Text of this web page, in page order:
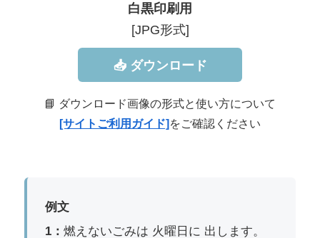
白黒印刷用
[JPG形式]
📥 ダウンロード
📘 ダウンロード画像の形式と使い方について
[サイトご利用ガイド] をご確認ください
例文
1：燃えないごみは 火曜日に 出します。